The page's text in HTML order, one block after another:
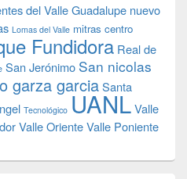
del ValleGuadalupe nuevo
Lomas del Valle mitras centro
Fundidora Real de
San Jerónimo San nicolas
garza garciaSanta
Tecnológico UANLValle
Valle OrienteValle Poniente